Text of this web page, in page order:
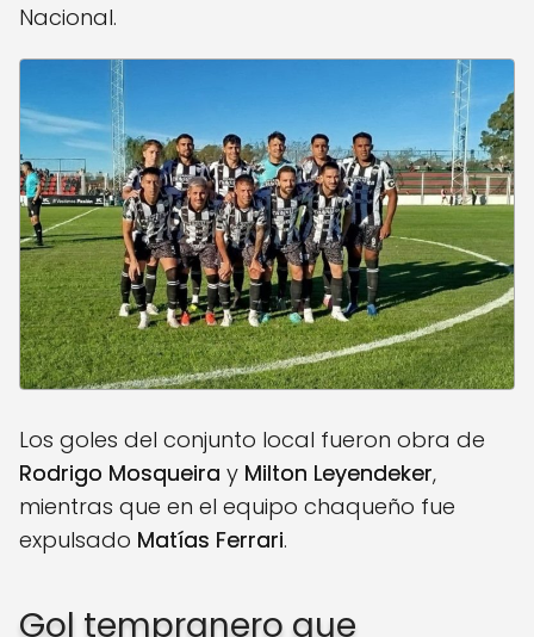
Nacional.
Los goles del conjunto local fueron obra de
Rodrigo Mosqueira y Milton Leyendeker,
mientras que en el equipo chaqueño fue
expulsado Matías Ferrari.
Gol tempranero que